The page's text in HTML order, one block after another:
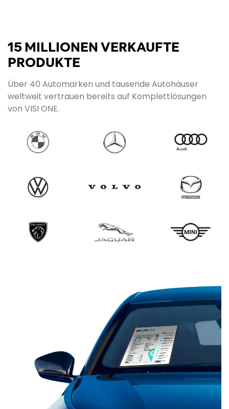
15 MILLIONEN VERKAUFTE
PRODUKTE
Über 40 Automarken und tausende Autohäuser
weltweit vertrauen bereits auf Komplettlösungen
von VISI ONE.